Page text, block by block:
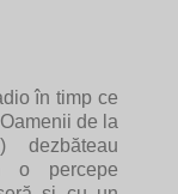
în timp ce
de la
dezbăteau
o percepe